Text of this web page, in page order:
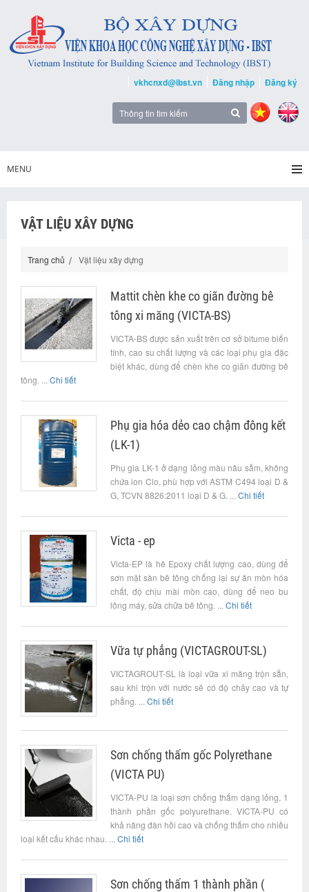
vkhcnxd@ibst.vn Đăng nhập Đăng ký
MENU
VẬT LIỆU XÂY DỰNG
Trang chủ Vật liệu xây dựng
Mattit chèn khe co giãn đường bê
tông xi măng (VICTA-BS)
VICTA-BS được sản xuất trên cơ sở bitume biến
tính, cao su chất lượng và các loại phụ gia đặc
biệt khác, dùng để chèn khe co giãn đường bê
tông. ... Chi tiết
Phụ gia hóa dẻo cao chậm đông kết
(LK-1)
Phụ gia LK-1 ở dạng lỏng màu nâu sẫm, không
chứa ion Clo, phù hợp với ASTM C494 loại D &
G, TCVN 8826:2011 loại D & G. ... Chi tiết
Victa - ep
Victa-EP là hê Epoxy chất lượng cao, dùng để
sơn mặt sàn bê tông chống lại sự ăn mòn hóa
chất, độ chịu mài mòn cao, dùng để neo bu
lông máy, sửa chữa bê tông. ... Chi tiết
Vữa tự phẳng (VICTAGROUT-SL)
VICTAGROUT-SL là loại vữa xi măng trộn sẵn,
sau khi trộn với nước sẽ có độ chảy cao và tự
phẳng. ... Chi tiết
Sơn chống thấm gốc Polyrethane
(VICTA PU)
VICTA-PU là loại sơn chống thấm dạng lỏng, 1
thành phần gốc polyurethane. VICTA-PU có
khả năng đàn hồi cao và chống thấm cho nhiều
loại kết cấu khác nhau. ... Chi tiết
Sơn chống thấm 1 thành phần (